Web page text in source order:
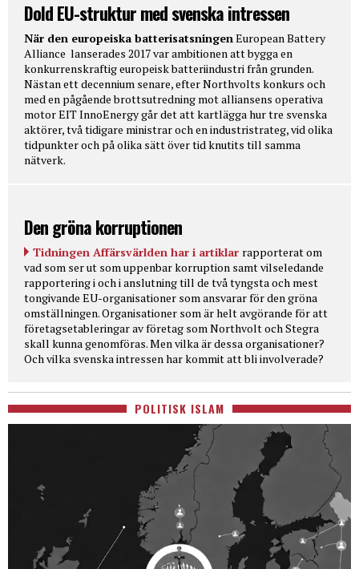
Dold EU-struktur med svenska intressen
När den europeiska batterisatsningen European Battery
Alliance lanserades 2017 var ambitionen att bygga en
konkurrenskraftig europeisk batteriindustri från grunden.
Nästan ett decennium senare, efter Northvolts konkurs och
med en pågående brottsutredning mot alliansens operativa
motor EIT InnoEnergy går det att kartlägga hur tre svenska
aktörer, två tidigare ministrar och en industristrateg, vid olika
tidpunkter och på olika sätt över tid knutits till samma
nätverk.
Den gröna korruptionen
Tidningen Affärsvärlden har i artiklar rapporterat om
vad som ser ut som uppenbar korruption samt vilseledande
rapportering i och i anslutning till de två tyngsta och mest
tongivande EU-organisationer som ansvarar för den gröna
omställningen. Organisationer som är helt avgörande för att
företagsetableringar av företag som Northvolt och Stegra
skall kunna genomföras. Men vilka är dessa organisationer?
Och vilka svenska intressen har kommit att bli involverade?
POLITISK ISLAM